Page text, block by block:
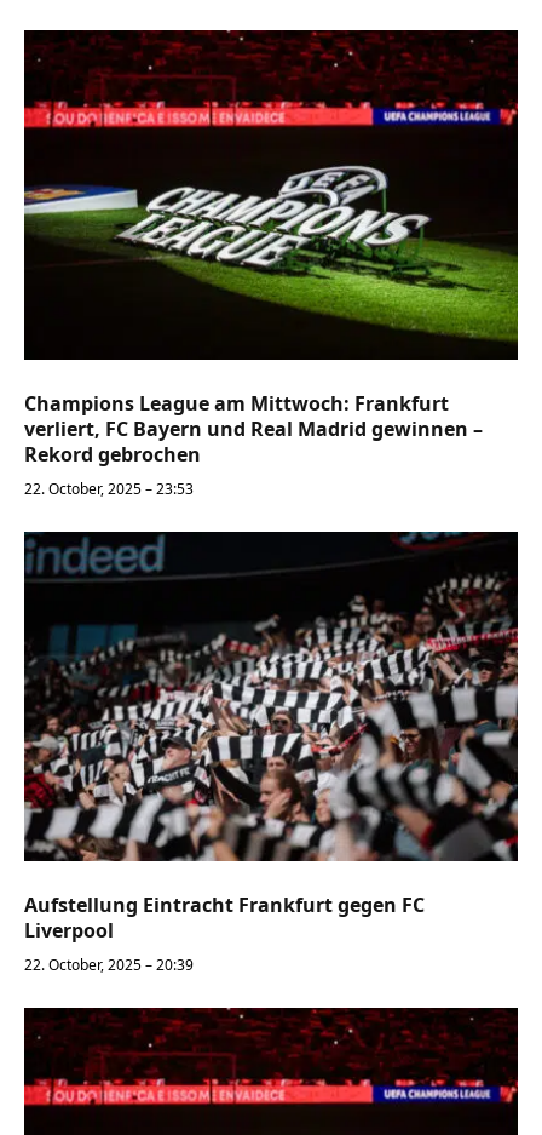
Champions League am Mittwoch: Frankfurt
verliert, FC Bayern und Real Madrid gewinnen –
Rekord gebrochen
22. October, 2025 – 23:53
Aufstellung Eintracht Frankfurt gegen FC
Liverpool
22. October, 2025 – 20:39